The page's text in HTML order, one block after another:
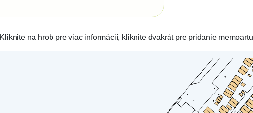
Kliknite na hrob pre viac informácií, kliknite dvakrát pre pridanie memoartu